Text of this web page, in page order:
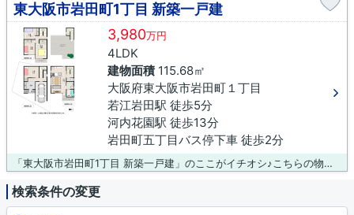
東大阪市岩田町1丁目 新築一戸建
3,980万円
4LDK
建物面積115.68㎡
大阪府東大阪市岩田町１丁目
若江岩田駅 徒歩5分
河内花園駅 徒歩13分
岩田町五丁目バス停下車 徒歩2分
「東大阪市岩田町1丁目 新築一戸建」のここがイチオシ♪こちらの物件から316mのところに若江岩田駅前市民プラザがあります♪新築の戸建て物件です♪ご自身で希望条件にマッチした不動産を見つけることは大変です♪当社にはプロのスタッフが在籍しておりますので、物件探しはぜひお任せください(^^)
検索条件の変更